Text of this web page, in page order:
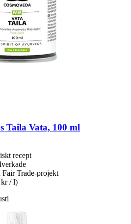
Taila Vata, 100 ml
recept
Fair Trade-projekt
/ l)